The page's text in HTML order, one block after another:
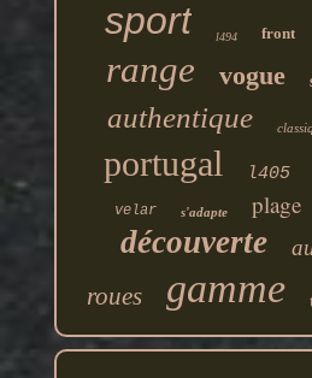
sport l494 front
range vogue
authentique
portugal l405
velar s'adapte plage
découverte
roues gamme